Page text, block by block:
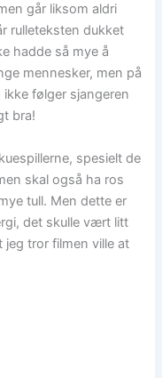
går liksom aldri
rulleteksten dukket
hadde så mye å
mennesker, men på
følger sjangeren
bra!
spesielt de
skal også ha ros
tull. Men dette er
det skulle vært litt
jeg tror filmen ville at